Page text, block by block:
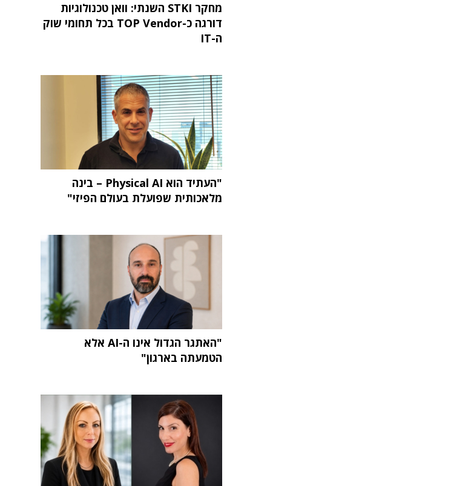
מחקר STKI השנתי: וואן טכנולוגיות
דורגה כ-TOP Vendor בכל תחומי שוק
ה-IT
"העתיד הוא Physical AI – בינה
מלאכותית שפועלת בעולם הפיזי"
"האתגר הגדול אינו ה-AI אלא
הטמעתה בארגון"